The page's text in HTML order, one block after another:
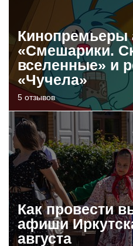
Кинопремьеры
«Смешарики.
вселенные» и
«Чучела»
5 отзывов
Как провести
афиши
августа